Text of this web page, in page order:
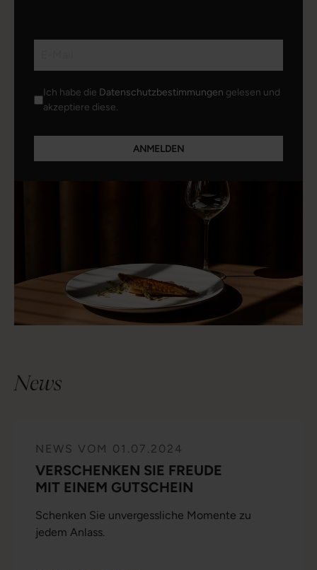
Ich habe die Datenschutzbestimmungen gelesen und
akzeptiere diese.
ANMELDEN
News
NEWS VOM 01.07.2024
VERSCHENKEN SIE FREUDE
MIT EINEM GUTSCHEIN
Schenken Sie unvergessliche Momente zu
jedem Anlass.